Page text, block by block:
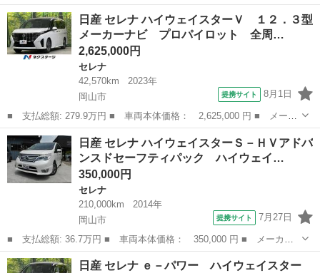
名： 日産 ■ 車種名： セレナ ■ グレード名： ｅ－パワー ハ
イウェイスター １年保証！ 走行無制限！！ 全周囲カメラ ナ
ビ ＴＶ ク...
岡山 岡山市 セレナ
日産 セレナ ハイウェイスターＶ １２．３型
メーカーナビ プロパイロット 全周…
2,625,000円
セレナ
42,570km
2023年
岡山市
提携サイト 8月1日
■ 支払総額: 279.9万円 ■ 車両本体価格： 2,625,000 円 ■ メーカ
ー名： 日産 ■ 車種名： セレナ ■ グレード名： ハイウェイス
ターＶ １２．３型メーカーナビ プロパイロット 全周囲カメラ
ハンズフ...
岡山 岡山市 セレナ
日産 セレナ ハイウェイスターＳ－ＨＶアドバ
ンスドセーフティパック ハイウェイ…
350,000円
セレナ
210,000km
2014年
岡山市
提携サイト 7月27日
■ 支払総額: 36.7万円 ■ 車両本体価格： 350,000 円 ■ メーカー
名： 日産 ■ 車種名： セレナ ■ グレード名： ハイウェイスタ
ーＳ－ＨＶアドバンスドセーフティパック ハイウェイスター クロ
岡山 岡山市 セレナ
日産 セレナ ｅ－パワー ハイウェイスター